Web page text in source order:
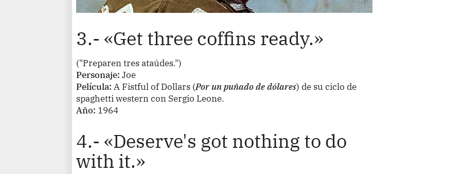
3.- «Get three coffins ready.»
("Preparen tres ataúdes.")
Personaje: Joe
Película: A Fistful of Dollars (Por un puñado de dólares) de su ciclo de
spaghetti western con Sergio Leone.
Año: 1964
4.- «Deserve's got nothing to do
with it.»